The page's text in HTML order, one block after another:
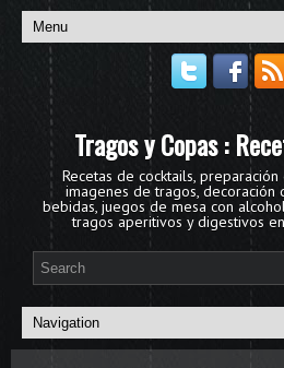
Tragos y Copas :
Recetas de cocktails,
imagenes de tragos, decoración
bebidas, juegos de mesa con
tragos aperitivos y digestivos